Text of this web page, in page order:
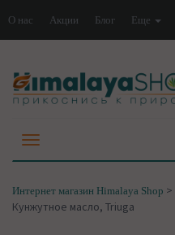
О нас Акции Блог Еще
Интернет магазин Himalaya Shop >
Кунжутное масло, Triuga